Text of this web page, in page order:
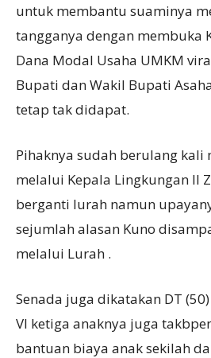
untuk membantu suaminya
tangganya dengan membuka
Dana Modal Usaha UMKM
Bupati dan Wakil Bupati
tetap tak didapat.
Pihaknya sudah berulang kali
melalui Kepala Lingkungan II
berganti lurah namun
sejumlah alasan Kuno
melalui Lurah .
Senada juga dikatakan DT
VI ketiga anaknya juga
bantuan biaya anak sekilah